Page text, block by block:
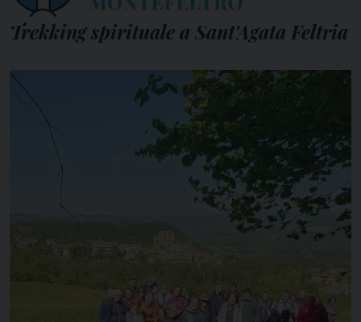
Trekking spirituale a Sant'Agata Feltria